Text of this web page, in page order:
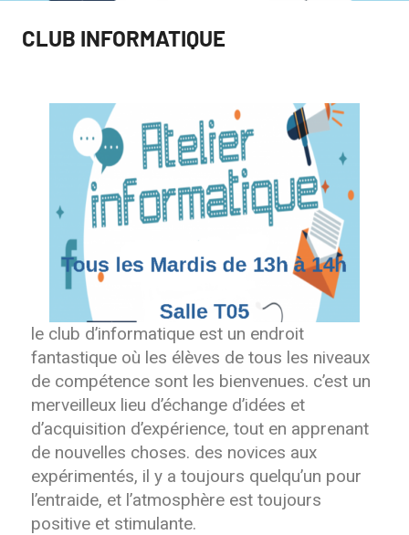
CLUB INFORMATIQUE
le club d’informatique est un endroit
fantastique où les élèves de tous les niveaux
de compétence sont les bienvenues. c’est un
merveilleux lieu d’échange d’idées et
d’acquisition d’expérience, tout en apprenant
de nouvelles choses. des novices aux
expérimentés, il y a toujours quelqu’un pour
l’entraide, et l’atmosphère est toujours
positive et stimulante.